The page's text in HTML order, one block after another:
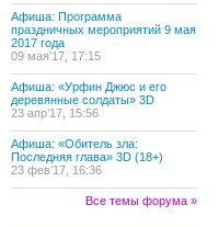
Афиша: Программа
праздничных мероприятий 9 мая
2017 года
09 мая’17, 17:15
Афиша: «Урфин Джюс и его
деревянные солдаты» 3D
23 апр’17, 15:56
Афиша: «Обитель зла:
Последняя глава» 3D (18+)
23 фев’17, 16:36
Все темы форума »